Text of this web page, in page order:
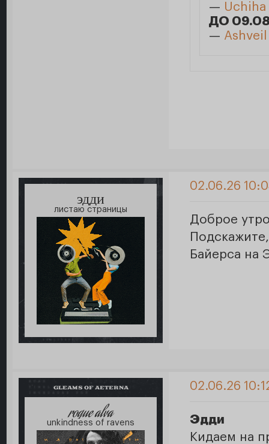
— Uchiha
ДО 09.08
— Ashveil
эдди
листаю страницы
02.06.26
Доброе
Байерса на
GLEAMS OF AETERNA
roque alva
unkindness of ravens
02.06.26
Эдди
Кидаем на